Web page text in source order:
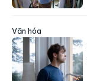
Văn hóa